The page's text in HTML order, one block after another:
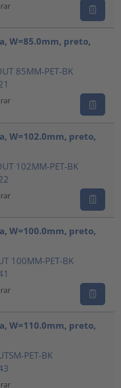
W=85.0mm, preto,
85MM-PET-BK
W=102.0mm, preto,
102MM-PET-BK
W=100.0mm, preto,
100MM-PET-BK
W=110.0mm, preto,
PET-BK